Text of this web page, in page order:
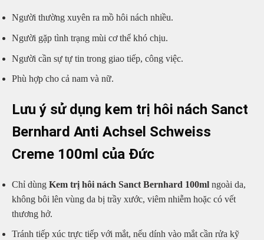
Người thường xuyên ra mồ hôi nách nhiều.
Người gặp tình trạng mùi cơ thể khó chịu.
Người cần sự tự tin trong giao tiếp, công việc.
Phù hợp cho cả nam và nữ.
Lưu ý sử dụng kem trị hôi nách Sanct
Bernhard Anti Achsel Schweiss
Creme 100ml của Đức
Chỉ dùng Kem trị hôi nách Sanct Bernhard 100ml ngoài da,
không bôi lên vùng da bị trầy xước, viêm nhiễm hoặc có vết
thương hở.
Tránh tiếp xúc trực tiếp với mắt, nếu dính vào mắt cần rửa kỹ